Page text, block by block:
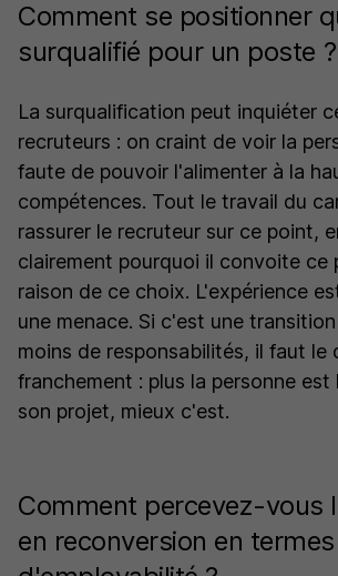
Comment se positionner
surqualifié pour un poste ?
La surqualification peut inquiéter
recruteurs : on craint de voir la
faute de pouvoir l'alimenter à la
compétences. Tout le travail du
rassurer le recruteur sur ce point,
clairement pourquoi il convoite ce
raison de ce choix. L'expérience
une menace. Si c'est une
moins de responsabilités, il faut le
franchement : plus la personne est
son projet, mieux c'est.
Comment percevez-vous
en reconversion en termes